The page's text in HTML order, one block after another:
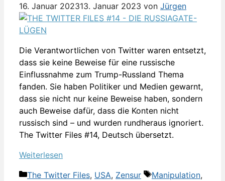
16. Januar 202313. Januar 2023 von Jürgen
Die Verantwortlichen von Twitter waren entsetzt,
dass sie keine Beweise für eine russische
Einflussnahme zum Trump-Russland Thema
fanden. Sie haben Politiker und Medien gewarnt,
dass sie nicht nur keine Beweise haben, sondern
auch Beweise dafür, dass die Konten nicht
russisch sind – und wurden rundheraus ignoriert.
The Twitter Files #14, Deutsch übersetzt.
Weiterlesen
Kategorien
The Twitter Files, USA, Zensur Schlagwörter
Manipulation,